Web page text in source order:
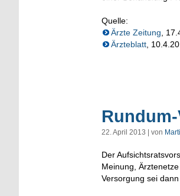
Quelle:
Ärzte Zeitung ,
Ärzteblatt ,
22. April 2013 | von
Der
Meinung,
Versorgung sei